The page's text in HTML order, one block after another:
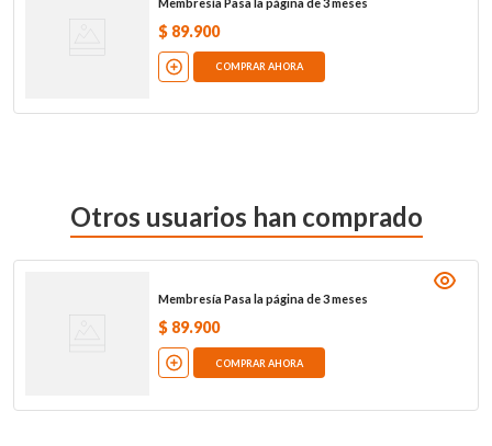
$ 89.900
COMPRAR AHORA
Otros usuarios han comprado
Membresía Pasa la página de 3 meses
$ 89.900
COMPRAR AHORA